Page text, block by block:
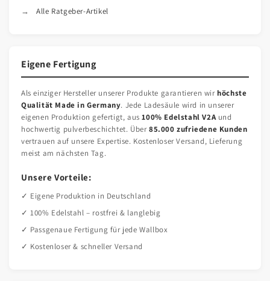
Alle Ratgeber-Artikel
Eigene Fertigung
Als einziger Hersteller unserer Produkte garantieren wirhöchste
Qualität Made in Germany. Jede Ladesäule wird in unserer
eigenen Produktion gefertigt, aus100% Edelstahl V2Aund
hochwertig pulverbeschichtet. Über85.000 zufriedene Kunden
vertrauen auf unsere Expertise. Kostenloser Versand, Lieferung
meist am nächsten Tag.
Unsere Vorteile:
✓ Eigene Produktion in Deutschland
✓ 100% Edelstahl – rostfrei & langlebig
✓ Passgenaue Fertigung für jede Wallbox
✓ Kostenloser & schneller Versand